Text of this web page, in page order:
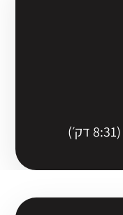
(8:31 דק׳)